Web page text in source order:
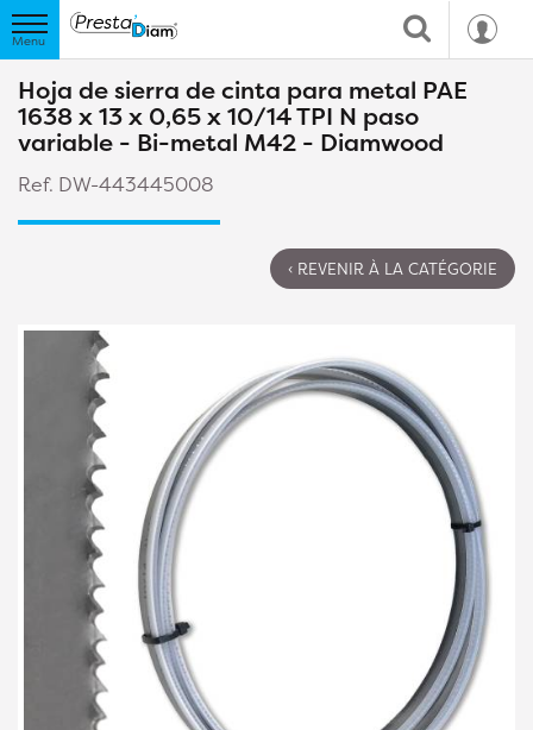
Hoja de sierra de cinta para metal PAE
1638 x 13 x 0,65 x 10/14 TPI N paso
variable - Bi-metal M42 - Diamwood
Ref. DW-443445008
‹ REVENIR À LA CATÉGORIE